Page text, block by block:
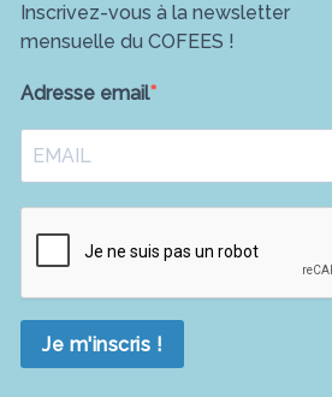
Inscrivez-vous à la newsletter
mensuelle du COFEES !
Adresse email
Je m'inscris !